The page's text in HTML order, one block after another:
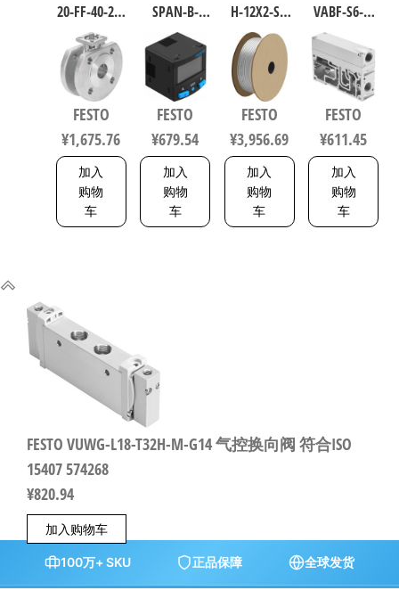
20-FF-40-22-
F0304-V4V4T
电磁阀/控
制阀 规格
20，行程
40mm
1692200
FESTO
¥1,675.76
加入
购物
车
SPAN-B-
B11R-Q4-
PN-L1+2.5S
传感器/连
接电缆
8114774
FESTO
¥679.54
加入
购物
车
H-12X2-SI-
200 聚氨酯
气动软管
符合ISO
8573-1:2010
558275
FESTO
¥3,956.69
加入
购物
车
VABF-S6-1-
P1A7-G12
软启动阀
539231
FESTO
¥611.45
加入
购物
车
FESTO VUWG-L18-T32H-M-G14 气控换向阀 符合ISO
15407 574268
¥820.94
加入购物车
100万+ SKU 正品保障 全球发货